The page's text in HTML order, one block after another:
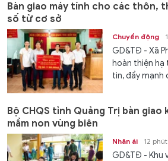
Bàn giao máy tính cho các thôn,
số từ cơ sở
Chuyển động
GD&TĐ - Xã
hoàn thiện
tin, đẩy mạnh
Bộ CHQS tỉnh Quảng Trị bàn
mầm non vùng biên
Nhân ái 12
GD&TĐ - Khu